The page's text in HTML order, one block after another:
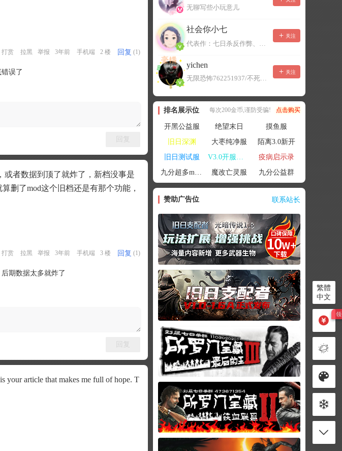
打赏 拉黑 举报 3年前 手机端 2 楼 回复 (1)
误了
回复
或者数据到顶了就炸了，新档没事是
删了mod这个旧档还是有那个功能，
打赏 拉黑 举报 3年前 手机端 3 楼 回复 (1)
期数据太多就炸了
回复
your article that makes me full of hope. T
无聊写些小玩意儿
社会你小七
代表作：七日杀反作弊、七日杀云黑、七日杀BOT、七日杀云商城
关注
yichen
无限恐怖762251937/不死者末日1080207504
关注
排名展示位 每次200金币,谨防受骗! 点击购买
开黑公益服 绝望末日
摸鱼服
旧日深渊
大枣纯净服
陌离3.0新开
旧日测试服
V3.0开服联机
疫病启示录
九分超多mod群
魔改亡灵服 九分公益群
赞助广告位 联系站长
繁體
中文